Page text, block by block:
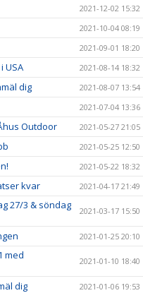
2021-12-02 15:32
2021-10-04 08:19
2021-09-01 18:20
USA 2021-08-14 18:32
dig 2021-08-07 13:54
2021-07-04 13:36
Outdoor 2021-05-27 21:05
2021-05-25 12:50
2021-05-22 18:32
kvar 2021-04-17 21:49
27/3 & söndag
2021-03-17 15:50
2021-01-25 20:10
med
2021-01-10 18:40
dig
2021-01-06 19:53